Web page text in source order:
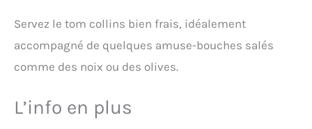
Servez le tom collins bien frais, idéalement
accompagné de quelques amuse-bouches salés
comme des noix ou des olives.
L’info en plus